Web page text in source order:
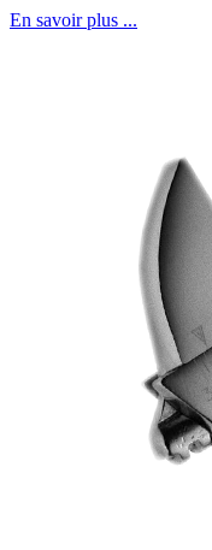
En savoir plus ...